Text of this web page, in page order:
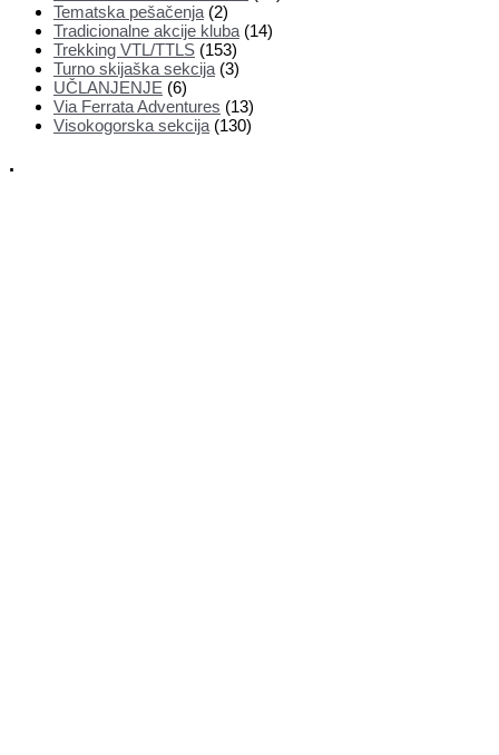
Tematska pešačenja (2)
Tradicionalne akcije kluba (14)
Trekking VTL/TTLS (153)
Turno skijaška sekcija (3)
UČLANJENJE (6)
Via Ferrata Adventures (13)
Visokogorska sekcija (130)
.